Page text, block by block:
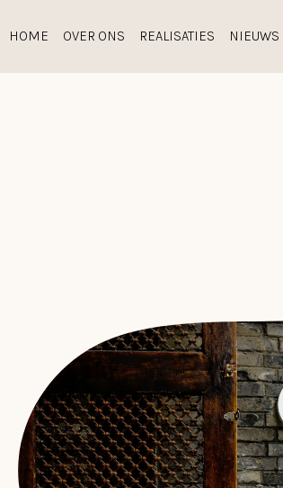
HOME OVER ONS REALISATIES NIEUWS